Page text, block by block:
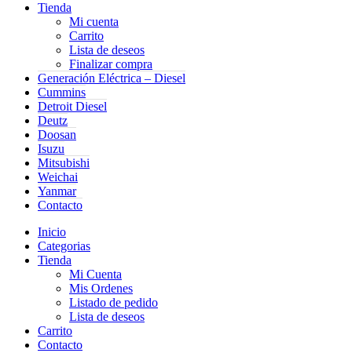
Tienda
Mi cuenta
Carrito
Lista de deseos
Finalizar compra
Generación Eléctrica – Diesel
Cummins
Detroit Diesel
Deutz
Doosan
Isuzu
Mitsubishi
Weichai
Yanmar
Contacto
Inicio
Categorias
Tienda
Mi Cuenta
Mis Ordenes
Listado de pedido
Lista de deseos
Carrito
Contacto